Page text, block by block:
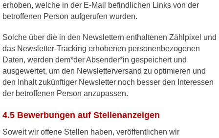
erhoben, welche in der E-Mail befindlichen Links von der
betroffenen Person aufgerufen wurden.
Solche über die in den Newslettern enthaltenen Zählpixel und
das Newsletter-Tracking erhobenen personenbezogenen
Daten, werden dem*der Absender*in gespeichert und
ausgewertet, um den Newsletterversand zu optimieren und
den Inhalt zukünftiger Newsletter noch besser den Interessen
der betroffenen Person anzupassen.
4.5 Bewerbungen auf Stellenanzeigen
Soweit wir offene Stellen haben, veröffentlichen wir